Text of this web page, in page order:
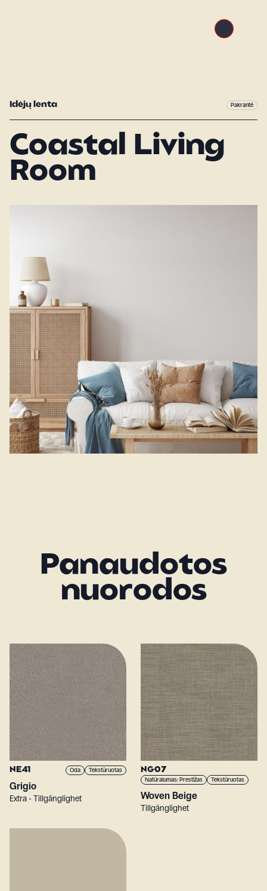
Idėjų lenta Pakrantė
Coastal Living
Room
Panaudotos
nuorodos
NE41 Oda Tekstūruotas
Grigio
Extra • Tillgänglighet
NG07
Natūralumas: Prestižas Tekstūruotas
Woven Beige
Tillgänglighet